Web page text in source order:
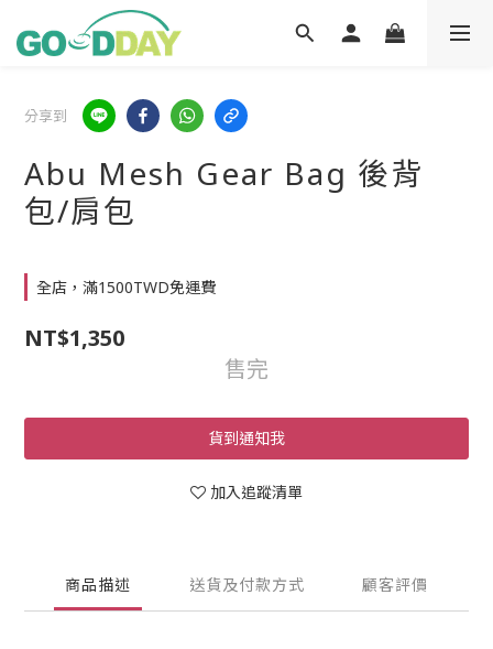
分享到
Abu Mesh Gear Bag 後背
包/肩包
全店，滿1500TWD免運費
NT$1,350
售完
貨到通知我
加入追蹤清單
商品描述 送貨及付款方式 顧客評價